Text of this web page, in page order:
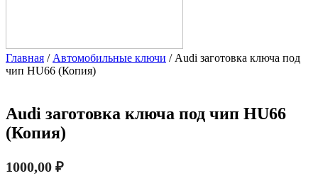
Главная / Автомобильные ключи / Audi заготовка ключа под
чип HU66 (Копия)
Audi заготовка ключа под чип HU66
(Копия)
1000,00 ₽